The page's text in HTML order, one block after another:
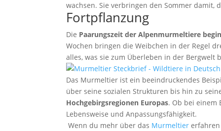
wachsen. Sie verbringen den Sommer
Fortpflanzung
Die Paarungszeit der Alpenmurmeltiere
Wochen bringen die Weibchen in der Regel
alles, was sie zum Überleben in der Bergwelt
Das Murmeltier ist ein beeindruckendes
über seine sozialen Strukturen bis hin zu
Hochgebirgsregionen Europas. Ob bei einem
Lebensweise und Anpassungsfähigkeit.
Wenn du mehr über das Murmeltier